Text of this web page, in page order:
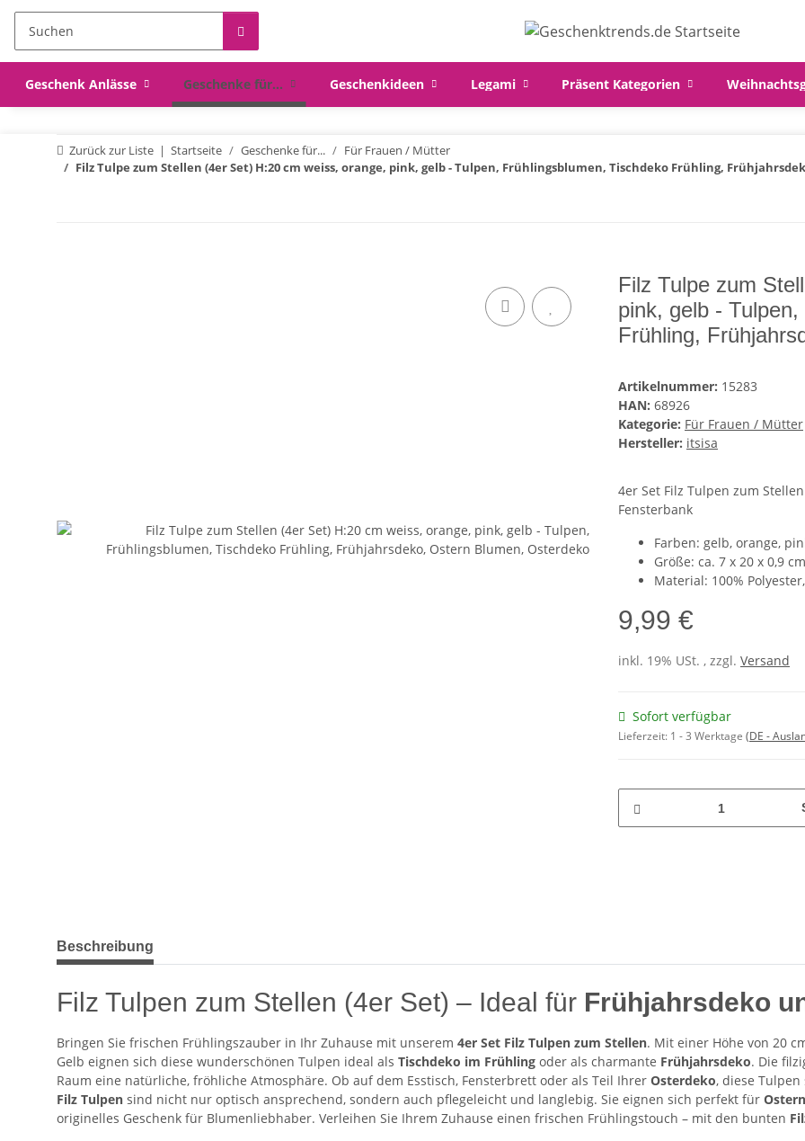
Geschenk Anlässe Geschenke für... Geschenkideen Legami Präsent Kategorien
Zurück zur Liste Startseite Geschenke für...
Für Frauen / Mütter
Filz Tulpe zum Stellen (4er Set) H:20 cm weiss, orange, pink, gelb - Tulpen, Frühlingsblumen, Tischdeko Frühling,
Filz Tulpe zum
pink, gelb -
Frühling,
Artikelnummer: 15283
HAN: 68926
Kategorie: Für Frauen / Mütter
Hersteller: itsisa
4er Set Filz Tulpen zum
Fensterbank
Farben: gelb, orange,
Größe: ca. 7 x 20 x 0,9 cm
Material: 100%
9,99 €
inkl. 19% USt. , zzgl. Versand
Sofort verfügbar
Lieferzeit: 1 - 3 Werktage (DE -
weitere Registerkarten anzeigen
Beschreibung
Filz Tulpen zum Stellen (4er Set) – Ideal für Frühjahrsdeko
Bringen Sie frischen Frühlingszauber in Ihr Zuhause mit unserem 4er Set Filz Tulpen zum Stellen. Mit einer Höhe von 20
Gelb eignen sich diese wunderschönen Tulpen ideal als Tischdeko im Frühling oder als charmante Frühjahrsdeko. Die
Raum eine natürliche, fröhliche Atmosphäre. Ob auf dem Esstisch, Fensterbrett oder als Teil Ihrer Osterdeko, diese
Filz Tulpen sind nicht nur optisch ansprechend, sondern auch pflegeleicht und langlebig. Sie eignen sich perfekt für
originelles Geschenk für Blumenliebhaber. Verleihen Sie Ihrem Zuhause einen frischen Frühlingstouch – mit den bunten